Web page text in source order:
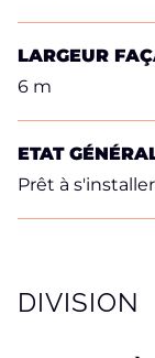
LARGEUR
6 m
ETAT
Prêt à s'installer
DIVISION